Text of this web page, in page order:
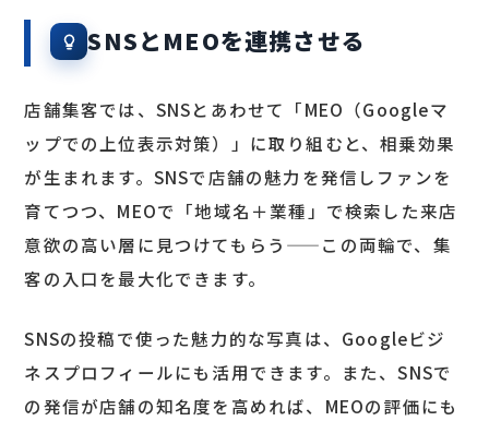
SNSとMEOを連携させる
店舗集客では、SNSとあわせて「MEO（Googleマ
ップでの上位表示対策）」に取り組むと、相乗効果
が生まれます。SNSで店舗の魅力を発信しファンを
育てつつ、MEOで「地域名＋業種」で検索した来店
意欲の高い層に見つけてもらう——この両輪で、集
客の入口を最大化できます。
SNSの投稿で使った魅力的な写真は、Googleビジ
ネスプロフィールにも活用できます。また、SNSで
の発信が店舗の知名度を高めれば、MEOの評価にも